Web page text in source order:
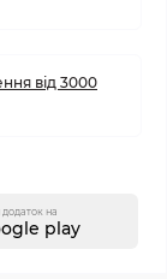
від 3000
на
play